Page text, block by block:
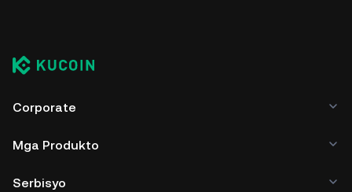
Corporate
Mga Produkto
Serbisyo